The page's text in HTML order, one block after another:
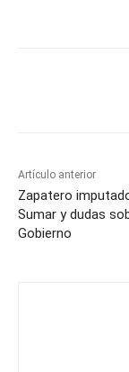
Artículo anterior
Zapatero
Sumar y dudas
Gobierno